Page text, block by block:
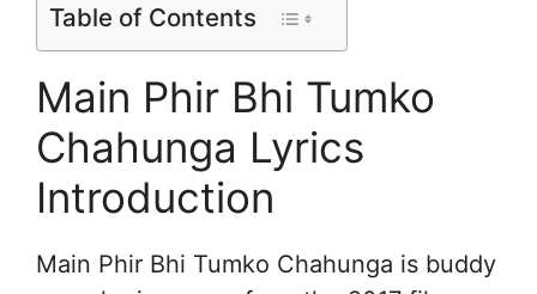
Table of Contents
Main Phir Bhi Tumko
Chahunga Lyrics
Introduction
Main Phir Bhi Tumko Chahunga is buddy